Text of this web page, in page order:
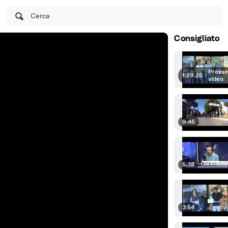
Cerca
Consigliato
1:29:25 | video
9:45
5:38
3:54